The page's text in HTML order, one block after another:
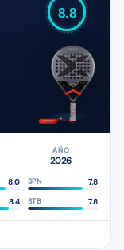
8.8
AÑO
2026
8.0 SPN 7.8
8.4 STB 7.8